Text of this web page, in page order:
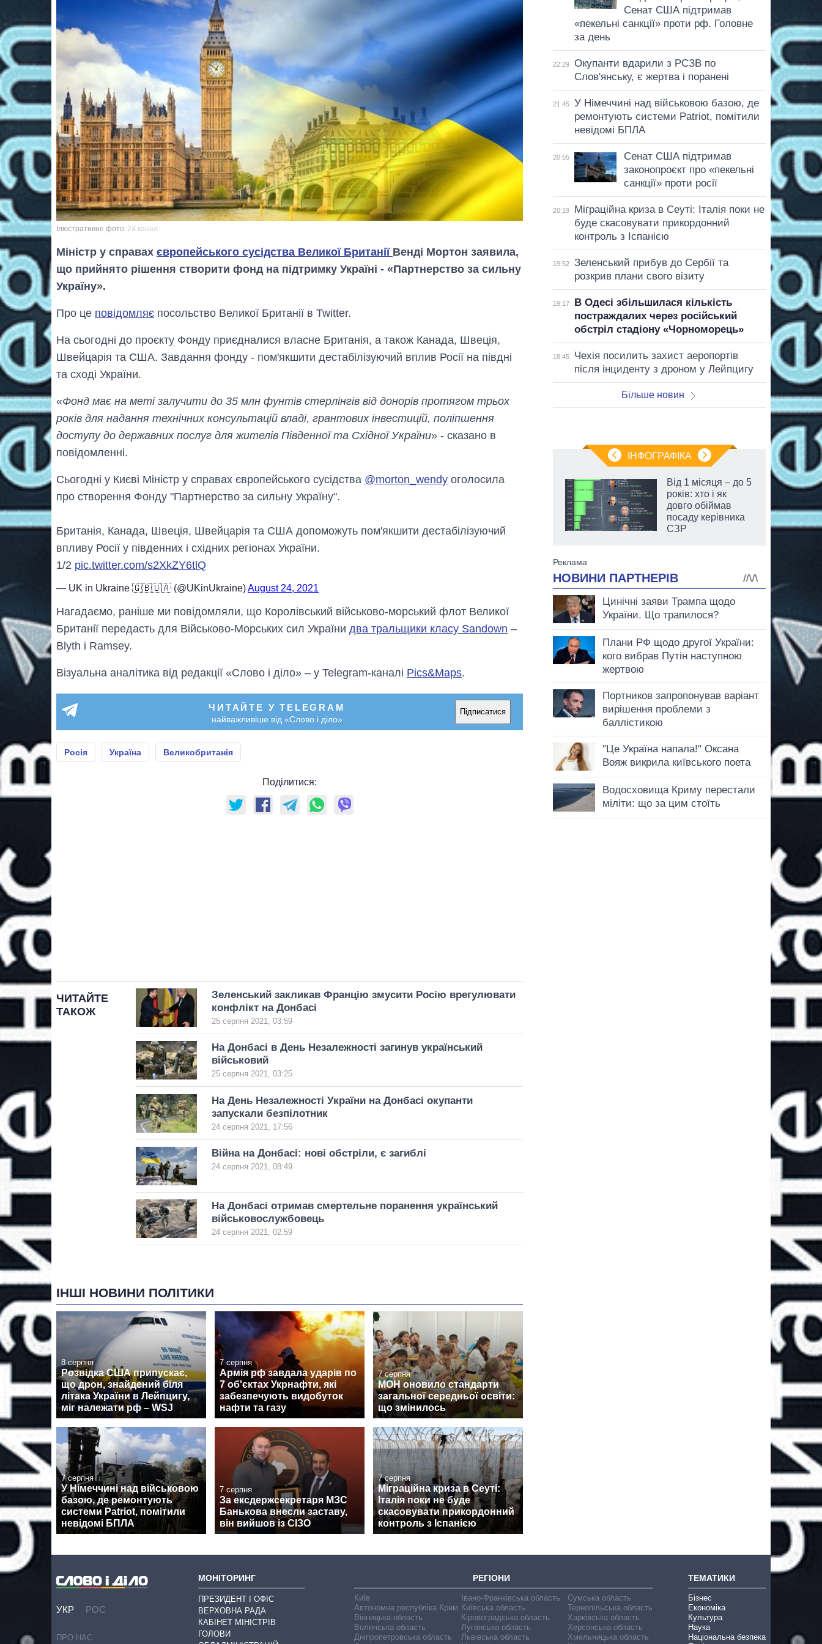
Ілюстративне фото 24 канал
Міністр у справах європейського сусідства Великої Британії Венді Мортон заявила,
що прийнято рішення створити фонд на підтримку Україні - «Партнерство за сильну
Україну».
Про це повідомляє посольство Великої Британії в Twitter.
На сьогодні до проєкту Фонду приєдналися власне Британія, а також Канада, Швеція,
Швейцарія та США. Завдання фонду - пом'якшити дестабілізуючий вплив Росії на півдні
та сході України.
«Фонд має на меті залучити до 35 млн фунтів стерлінгів від донорів протягом трьох
років для надання технічних консультацій владі, грантових інвестицій, поліпшення
доступу до державних послуг для жителів Південної та Східної України» - сказано в
повідомленні.
Сьогодні у Києві Міністр у справах європейського сусідства @morton_wendy оголосила
про створення Фонду "Партнерство за сильну Україну".
Британія, Канада, Швеція, Швейцарія та США допоможуть пом'якшити дестабілізуючий
впливу Росії у південних і східних регіонах України.
1/2 pic.twitter.com/s2XkZY6tlQ
— UK in Ukraine 🇬🇧🇺🇦 (@UKinUkraine)August 24, 2021
Нагадаємо, раніше ми повідомляли, що Королівський військово-морський флот Великої
Британії передасть для Військово-Морських сил України два тральщики класу Sandown –
Blyth і Ramsey.
Візуальна аналітика від редакції «Слово і діло» – у Telegram-каналі Pics&Maps.
ЧИТАЙТЕ У TELEGRAM
найважливіше від «Слово і діло»
Підписатися
Росія Україна Великобританія
Поділитися:
ЧИТАЙТЕ
ТАКОЖ
Зеленський закликав Францію змусити Росію врегулювати
конфлікт на Донбасі
25 серпня 2021, 03:59
На Донбасі в День Незалежності загинув український
військовий
25 серпня 2021, 03:25
На День Незалежності України на Донбасі окупанти
запускали безпілотник
24 серпня 2021, 17:56
Війна на Донбасі: нові обстріли, є загиблі
24 серпня 2021, 08:49
На Донбасі отримав смертельне поранення український
військовослужбовець
24 серпня 2021, 02:59
ІНШІ НОВИНИ ПОЛІТИКИ
8 серпня
Розвідка США припускає,
що дрон, знайдений біля
літака України в Лейпцигу,
міг належати рф – WSJ
7 серпня
Армія рф завдала ударів по
7 об'єктах Укрнафти, які
забезпечують видобуток
нафти та газу
7 серпня
МОН оновило стандарти
загальної середньої освіти:
що змінилось
7 серпня
У Німеччині над військовою
базою, де ремонтують
системи Patriot, помітили
невідомі БПЛА
7 серпня
За ексдержсекретаря МЗС
Банькова внесли заставу,
він вийшов із СІЗО
7 серпня
Міграційна криза в Сеуті:
Італія поки не буде
скасовувати прикордонний
контроль з Іспанією
Сенат США підтримав
«пекельні санкції» проти рф. Головне
за день
22:29
Окупанти вдарили з РСЗВ по
Слов'янську, є жертва і поранені
21:45
У Німеччині над військовою базою, де
ремонтують системи Patriot, помітили
невідомі БПЛА
20:55
Сенат США підтримав
законопроєкт про «пекельні
санкції» проти росії
20:19
Міграційна криза в Сеуті: Італія поки не
буде скасовувати прикордонний
контроль з Іспанією
19:52
Зеленський прибув до Сербії та
розкрив плани свого візиту
19:17
В Одесі збільшилася кількість
постраждалих через російський
обстріл стадіону «Чорноморець»
18:45
Чехія посилить захист аеропортів
після інциденту з дроном у Лейпцигу
Більше новин
ІНФОГРАФІКА
Вісім масованих
головною ціллю
Від 1 місяця – до 5
років: хто і як
довго обіймав
посаду керівника
СЗР
УКР РОС
ПРО НАС
МОНІТОРИНГ
ПРЕЗИДЕНТ І ОФІС
ВЕРХОВНА РАДА
КАБІНЕТ МІНІСТРІВ
ГОЛОВИ
РЕГІОНИ
Київ
Автономна республіка Крим
Вінницька область
Волинська область
Дніпропетровська область
Івано-Франківська область
Київська область
Кіровоградська область
Луганська область
Львівська область
Сумська область
Тернопільська область
Харківська область
Херсонська область
Хмельницька область
ТЕМАТИКИ
Бізнес
Економіка
Культура
Наука
Національна безпека